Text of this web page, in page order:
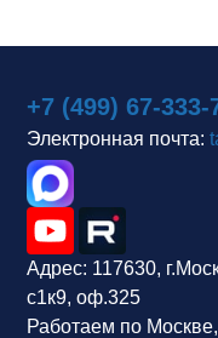
+7 (499) 67-333-
Электронная почта:
Адрес: 117630,
с1к9, оф.325
Работаем по